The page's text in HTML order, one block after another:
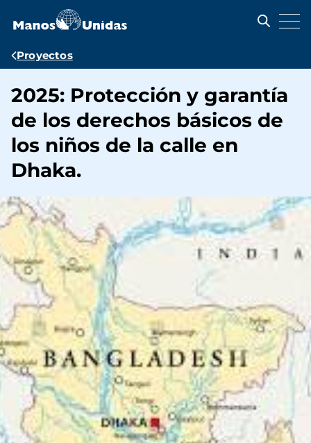
contenido
Ruta
navegación
Proyectos
2025: Protección y garantía
de los derechos básicos de
los niños de la calle en
Dhaka.